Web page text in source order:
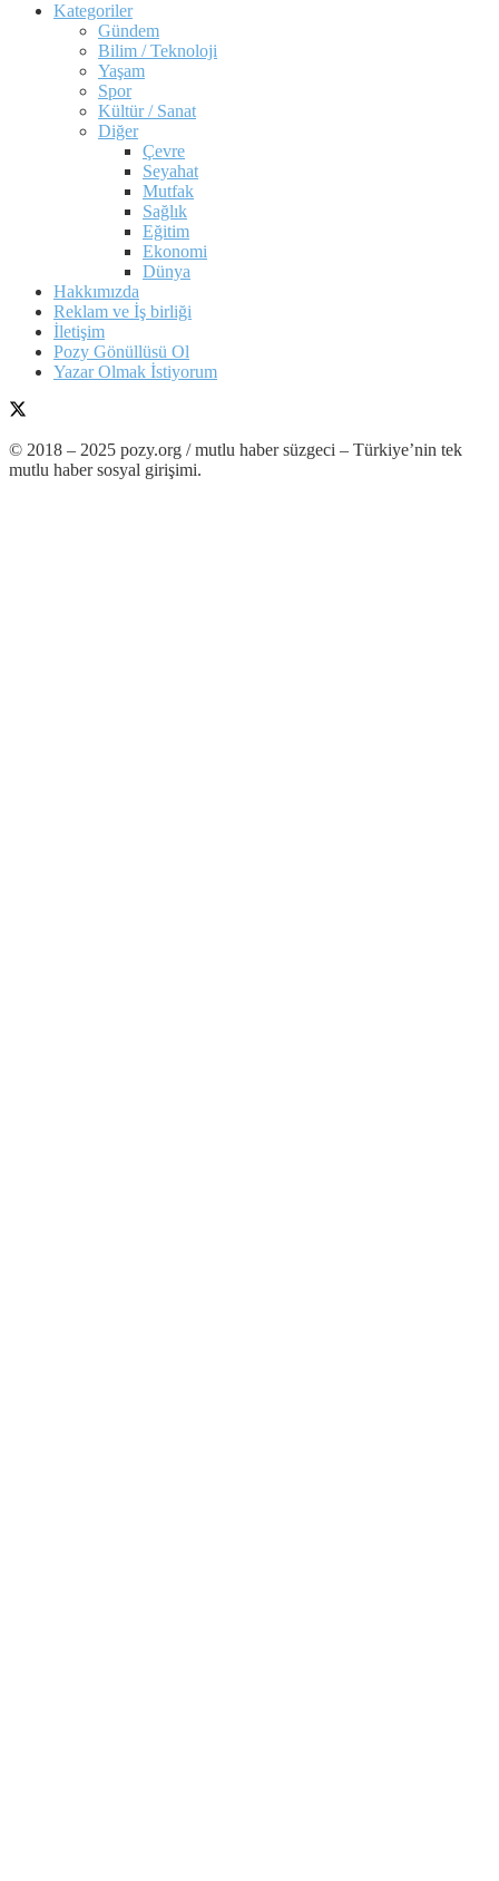
Kategoriler
Gündem
Bilim / Teknoloji
Yaşam
Spor
Kültür / Sanat
Diğer
Çevre
Seyahat
Mutfak
Sağlık
Eğitim
Ekonomi
Dünya
Hakkımızda
Reklam ve İş birliği
İletişim
Pozy Gönüllüsü Ol
Yazar Olmak İstiyorum
© 2018 – 2025 pozy.org / mutlu haber süzgeci – Türkiye’nin tek
mutlu haber sosyal girişimi.